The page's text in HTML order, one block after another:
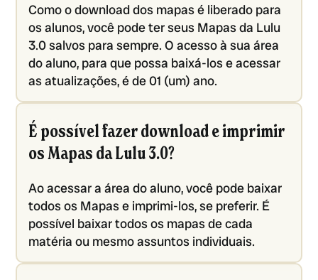
Como o download dos mapas é liberado para
os alunos, você pode ter seus Mapas da Lulu
3.0 salvos para sempre. O acesso à sua área
do aluno, para que possa baixá-los e acessar
as atualizações, é de 01 (um) ano.
É possível fazer download e imprimir
os Mapas da Lulu 3.0?
Ao acessar a área do aluno, você pode baixar
todos os Mapas e imprimi-los, se preferir. É
possível baixar todos os mapas de cada
matéria ou mesmo assuntos individuais.